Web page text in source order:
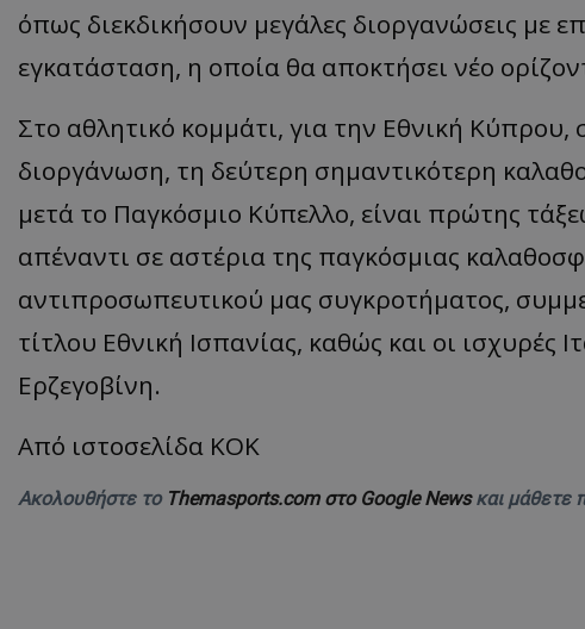
όπως διεκδικήσουν μεγάλες διοργανώσεις με
εγκατάσταση, η οποία θα αποκτήσει νέο
Στο αθλητικό κομμάτι, για την Εθνική
διοργάνωση, τη δεύτερη σημαντικότερη
μετά το Παγκόσμιο Κύπελλο, είναι πρώτης
απέναντι σε αστέρια της παγκόσμιας
αντιπροσωπευτικού μας συγκροτήματος,
τίτλου Εθνική Ισπανίας, καθώς και οι ισχυρές
Ερζεγοβίνη.
Από ιστοσελίδα ΚΟΚ
Ακολουθήστε το Themasports.com στο Google Newsκαι μάθετε